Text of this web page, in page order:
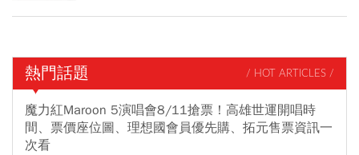
熱門話題 / HOT ARTICLES /
魔力紅Maroon 5演唱會8/11搶票！高雄世運開唱時
間、票價座位圖、理想國會員優先購、拓元售票資訊一
次看